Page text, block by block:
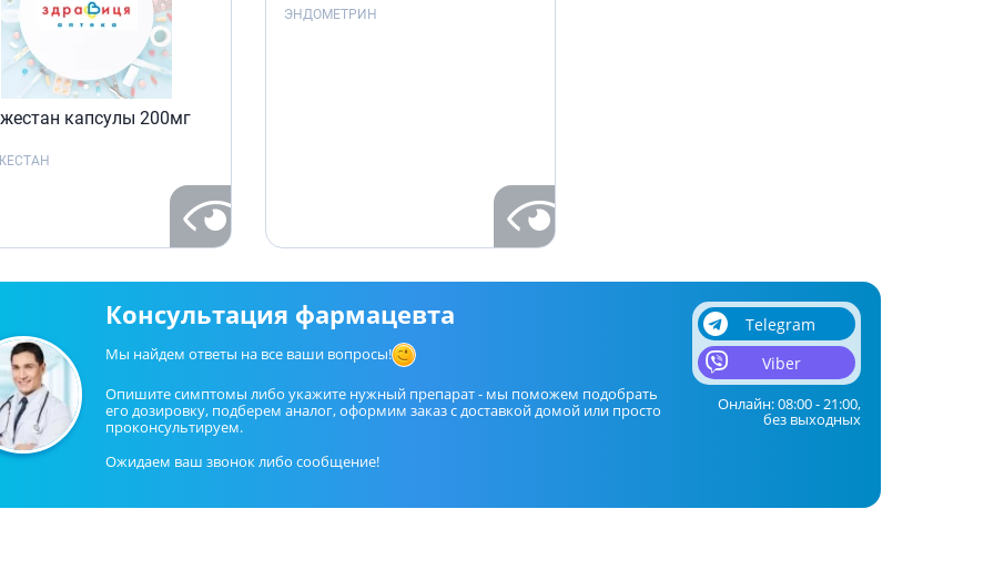
капсулы 200мг
ЭНДОМЕТРИН
Консультация фармацевта
Мы найдем ответы на все ваши вопросы!
Опишите симптомы либо укажите нужный препарат - мы поможем подобрать
его дозировку, подберем аналог, оформим заказ с доставкой домой или просто
проконсультируем.
Ожидаем ваш звонок либо сообщение!
Telegram
Viber
Онлайн: 08:00 - 21:00,
без выходных